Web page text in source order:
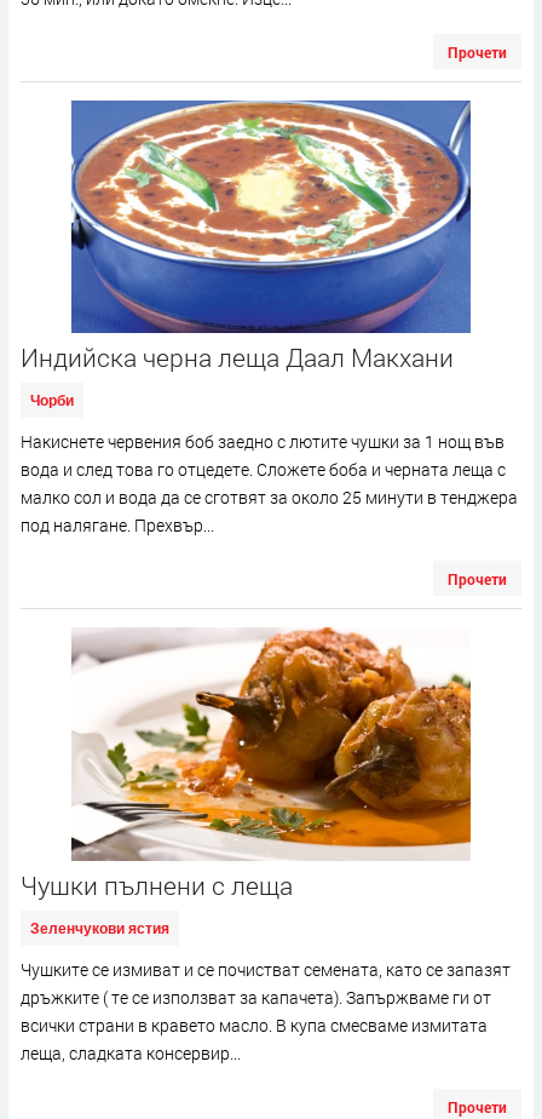
Прочети
Индийска черна леща Даал Макхани
Чорби
Накиснете червения боб заедно с лютите чушки за 1 нощ във
вода и след това го отцедете. Сложете боба и черната леща с
малко сол и вода да се сготвят за около 25 минути в тенджера
под налягане. Прехвър...
Прочети
Чушки пълнени с леща
Зеленчукови ястия
Чушките се измиват и се почистват семената, като се запазят
дръжките ( те се използват за капачета). Запържваме ги от
всички страни в кравето масло. В купа смесваме измитата
леща, сладката консервир...
Прочети